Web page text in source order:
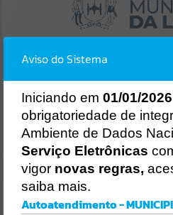
GERAL
LICITAÇÕES
Aviso do Sistema
Iniciando em 01/01/2026
obrigatoriedade de
Ambiente de Dados
Serviço Eletrônicas
vigor novas regras,
saiba mais.
Autoatendimento -
Erro
Gerenciamento do Sistema
Ocorreu um erro de script: